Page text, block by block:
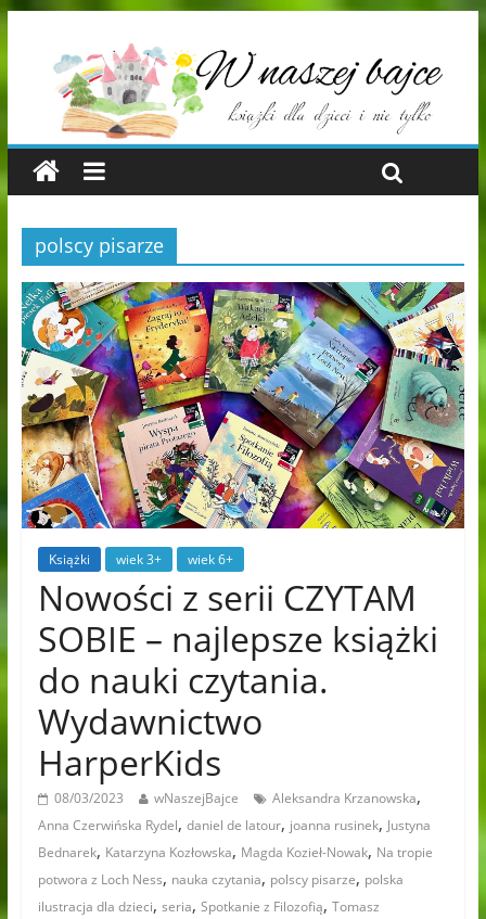
polscy pisarze
Książki wiek 3+ wiek 6+
Nowości z serii CZYTAM
SOBIE – najlepsze książki
do nauki czytania.
Wydawnictwo
HarperKids
08/03/2023 wNaszejBajce Aleksandra Krzanowska,
Anna Czerwińska Rydel, daniel de latour, joanna rusinek, Justyna
Bednarek, Katarzyna Kozłowska, Magda Kozieł-Nowak, Na tropie
potwora z Loch Ness, nauka czytania, polscy pisarze, polska
ilustracja dla dzieci, seria, Spotkanie z Filozofią, Tomasz